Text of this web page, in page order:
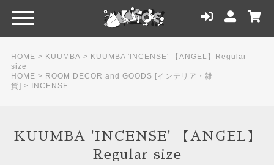
HOME > KUUMBA > KUUMBA 'INCENSE' 【ANGEL】Regular
size
HOME > ROOM DECOR and GOODS [インテリア・雑
貨] > INCENSE
KUUMBA 'INCENSE' 【ANGEL】
Regular size